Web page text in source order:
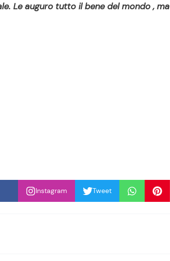
Le auguro tutto il bene del mondo , ma
Instagram Tweet